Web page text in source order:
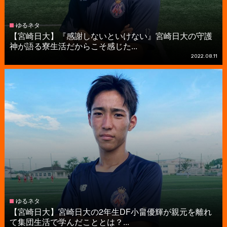
ゆるネタ
【宮崎日大】『感謝しないといけない』宮崎日大の守護
神が語る寮生活だからこそ感じた...
2022.08.11
ゆるネタ
【宮崎日大】宮崎日大の2年生DF小畠優輝が親元を離れ
て集団生活で学んだこととは？...